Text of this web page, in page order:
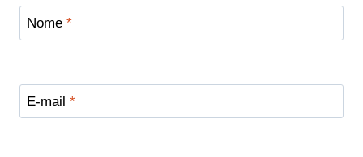
Nome *
E-mail *